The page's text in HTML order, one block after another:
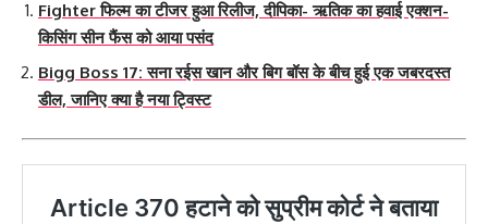
Fighter फिल्म का टीजर हुआ रिलीज, दीपिका- ऋतिक का हवाई एक्शन-
किसिंग सीन फैंस को आया पसंद
Bigg Boss 17: सना रईस खान और बिग बॉस के बीच हुई एक जबरदस्त
डील, जानिए क्या है नया ट्विस्ट